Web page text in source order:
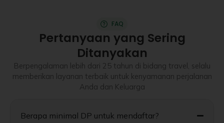
FAQ
Pertanyaan yang Sering
Ditanyakan
Berpengalaman lebih dari 25 tahun di bidang travel, selalu
memberikan layanan terbaik untuk kenyamanan perjalanan
Anda dan Keluarga
Berapa minimal DP untuk mendaftar?